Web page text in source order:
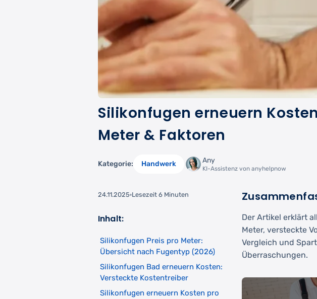
Silikonfugen erneuern
Meter & Faktoren
Kategorie: Handwerk Any
KI-Assistenz von anyhelpnow
24.11.2025 Lesezeit 6 Minuten
Inhalt:
Silikonfugen Preis pro Meter:
Übersicht nach Fugentyp (2026)
Silikonfugen Bad erneuern Kosten:
Versteckte Kostentreiber
Silikonfugen erneuern Kosten pro
Der Artikel erklärt
Meter, versteckte
Vergleich und
Überraschungen.